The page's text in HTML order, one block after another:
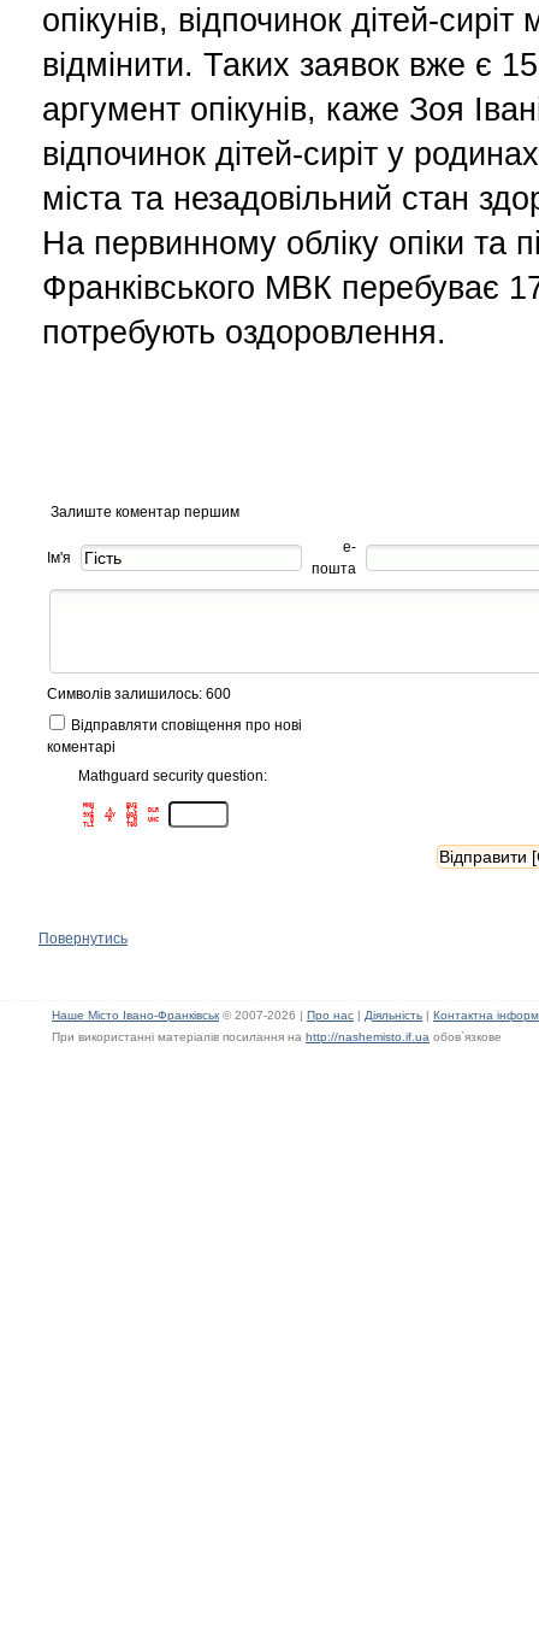
опікунів, відпочинок дітей-сиріт
відмінити. Таких заявок вже є
аргумент опікунів, каже Зоя
відпочинок дітей-сиріт у
міста та незадовільний стан
На первинному обліку опіки та
Франківського МВК перебуває
потребують оздоровлення.
Залиште коментар першим
Ім'я
е-
пошта
Символів залишилось: 600
Відправляти сповіщення про нові
коментарі
Mathguard security question:
MNN         BU3
  7    A    T C   DLR
9XE   44Y   HQA
  Q    K    T M   UNC
Повернутись
Наше Місто Івано-Франківськ © 2007-2026 | Про нас | Діяльність | Контактна
При використанні матеріалів посилання на http://nashemisto.if.ua обов`язкове